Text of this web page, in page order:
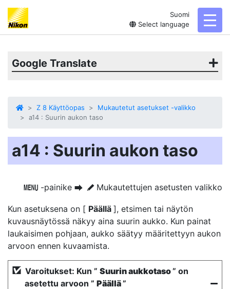
Suomi
Select language
Google Translate
Z 8 Käyttöopas
Mukautetut asetukset -valikko
a14 : Suurin aukon taso
a14 : Suurin aukon taso
G -painike U A Mukautettujen asetusten valikko
Kun asetuksena on [ Päällä ], etsimen tai näytön
kuvausnäytössä näkyy aina suurin aukko. Kun painat
laukaisimen pohjaan, aukko säätyy määritettyyn aukon
arvoon ennen kuvaamista.
Varoitukset: Kun ” Suurin aukkotaso” on
asetettu arvoon ” Päällä”